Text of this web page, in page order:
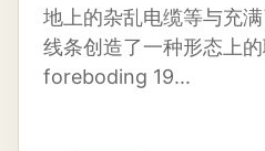
地上的杂乱电缆等与充
线条创造了一种形态上
foreboding 19...